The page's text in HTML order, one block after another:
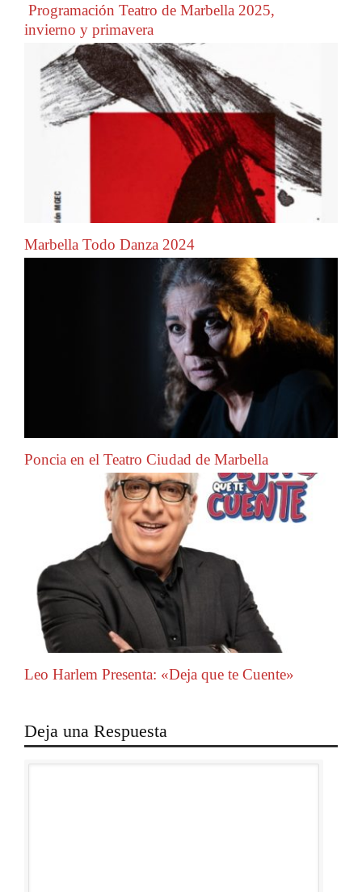
Programación Teatro de Marbella 2025,
invierno y primavera
Marbella Todo Danza 2024
Poncia en el Teatro Ciudad de Marbella
Leo Harlem Presenta: «Deja que te Cuente»
Deja una Respuesta